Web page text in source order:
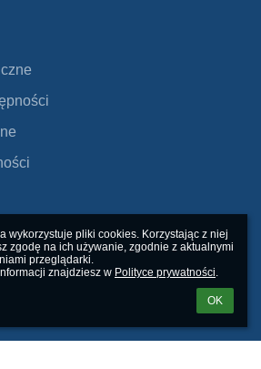
wykorzystuje pliki cookies. Korzystając z niej
zgodę na ich używanie, zgodnie z aktualnymi
przeglądarki.
znajdziesz w Polityce prywatności.
OK